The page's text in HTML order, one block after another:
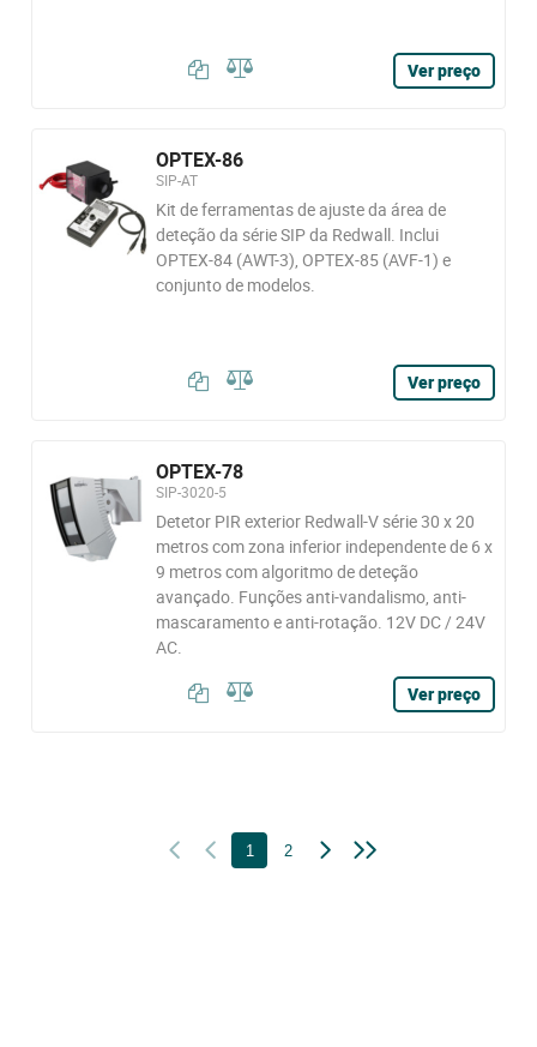
Ver preço
OPTEX-86
SIP-AT
Kit de ferramentas de ajuste da área de
deteção da série SIP da Redwall. Inclui
OPTEX-84 (AWT-3), OPTEX-85 (AVF-1) e
conjunto de modelos.
Ver preço
OPTEX-78
SIP-3020-5
Detetor PIR exterior Redwall-V série 30 x 20
metros com zona inferior independente de 6 x
9 metros com algoritmo de deteção
avançado. Funções anti-vandalismo, anti-
mascaramento e anti-rotação. 12V DC / 24V
AC.
Ver preço
1 2